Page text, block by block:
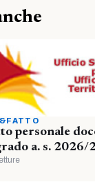
personale
a. s. 2026/